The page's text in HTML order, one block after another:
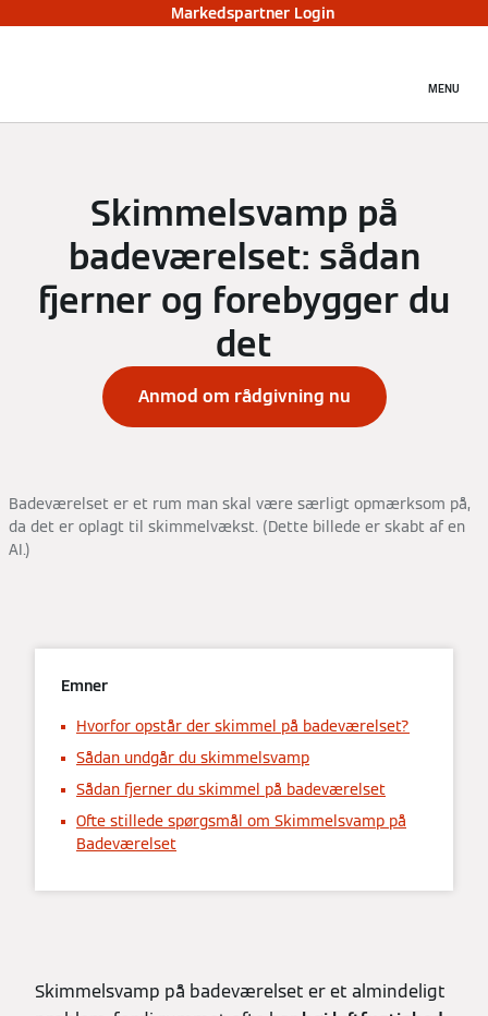
Markedspartner Login
MENU
Skimmelsvamp på
badeværelset: sådan
fjerner og forebygger du
det
Anmod om rådgivning nu
Badeværelset er et rum man skal være særligt opmærksom på,
da det er oplagt til skimmelvækst. (Dette billede er skabt af en
AI.)
Emner
Hvorfor opstår der skimmel på badeværelset?
Sådan undgår du skimmelsvamp
Sådan fjerner du skimmel på badeværelset
Ofte stillede spørgsmål om Skimmelsvamp på
Badeværelset
Skimmelsvamp på badeværelset er et almindeligt